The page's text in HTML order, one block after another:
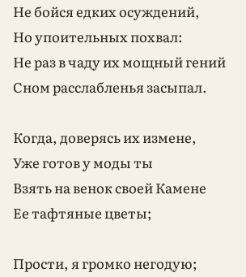
Не бойся едких осуждений,
Но упоительных похвал:
Не раз в чаду их мощный гений
Сном расслабленья засыпал.
Когда, доверясь их измене,
Уже готов у моды ты
Взять на венок своей Камене
Ее тафтяные цветы;
Прости, я громко негодую;